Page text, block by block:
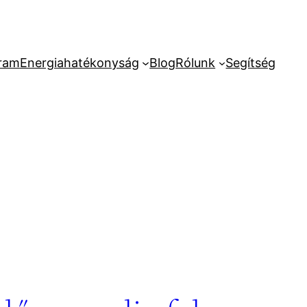
Energiahatékonyság BlogRólunk Segítség